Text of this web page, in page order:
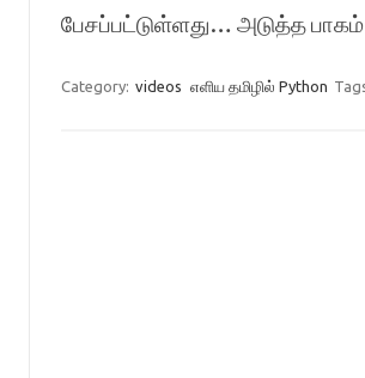
பேசப்பட்டுள்ளது… அடுத்த
Category: videos எளிய தமிழில் Python